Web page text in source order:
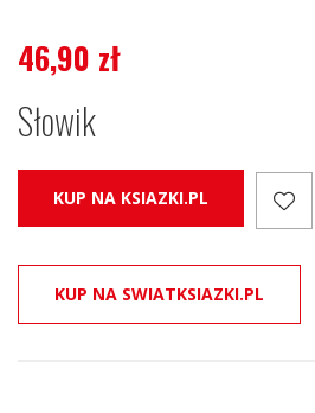
46,90 zł
Słowik
KUP NA KSIAZKI.PL
KUP NA SWIATKSIAZKI.PL